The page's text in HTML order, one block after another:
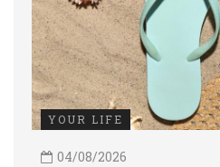
YOUR LIFE
04/08/2026